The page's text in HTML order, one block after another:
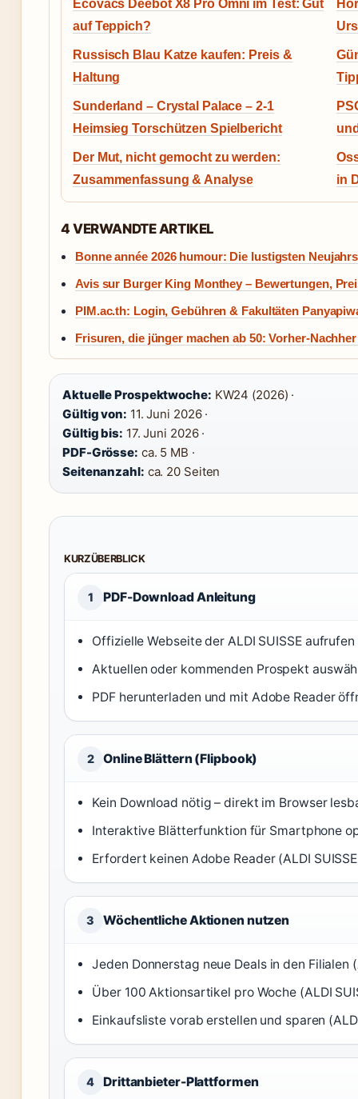
Ecovacs Deebot X8 Pro Omni im Test: Gut
auf Teppich?
Russisch Blau Katze kaufen: Preis &
Haltung
Sunderland – Crystal Palace – 2-1
Heimsieg Torschützen Spielbericht
Der Mut, nicht gemocht zu werden:
Zusammenfassung & Analyse
in
4 VERWANDTE ARTIKEL
Bonne année 2026 humour: Die lustigsten
Avis sur Burger King Monthey – Bewertungen,
PIM.ac.th: Login, Gebühren & Fakultäten
Frisuren, die jünger machen ab 50: Vorher-
Aktuelle Prospektwoche: KW24 (2026) ·
Gültig von: 11. Juni 2026 ·
Gültig bis: 17. Juni 2026 ·
PDF-Grösse: ca. 5 MB ·
Seitenanzahl: ca. 20 Seiten
KURZÜBERBLICK
1 PDF-Download Anleitung
Offizielle Webseite der ALDI SUISSE aufrufen
Aktuellen oder kommenden Prospekt
PDF herunterladen und mit Adobe Reader
2 Online Blättern (Flipbook)
Kein Download nötig – direkt im Browser
Interaktive Blätterfunktion für Smartphone
Erfordert keinen Adobe Reader (ALDI
3 Wöchentliche Aktionen nutzen
Jeden Donnerstag neue Deals in den Filialen (
Über 100 Aktionsartikel pro Woche (ALDI
Einkaufsliste vorab erstellen und sparen
4 Drittanbieter-Plattformen